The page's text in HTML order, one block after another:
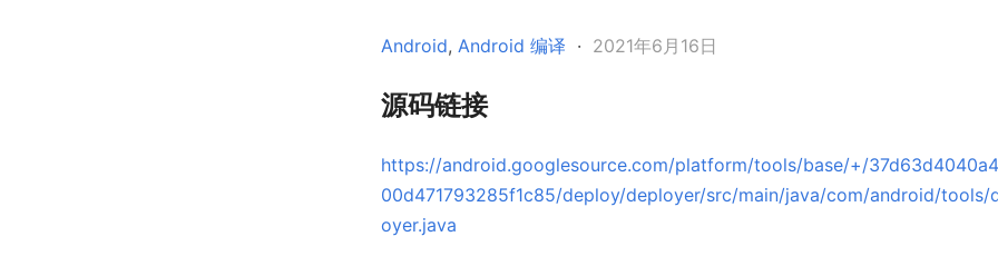
Android, Android 编译 · 2021年6月16日
源码链接
https://android.googlesource.com/platform/tools/base/+/
00d471793285f1c85/deploy/deployer/src/main/java/com/android/tools/
oyer.java